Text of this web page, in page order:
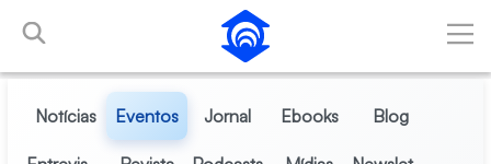
Pular para o Conteúdo principal
Notícias Eventos Jornal Ebooks Blog